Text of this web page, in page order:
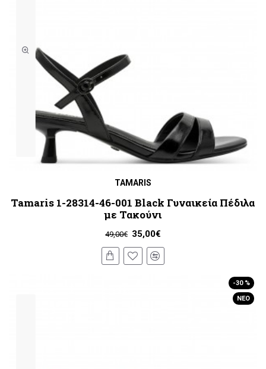
TAMARIS
Tamaris 1-28314-46-001 Black Γυναικεία Πέδιλα
με Τακούνι
35,00€
49,00€
ΝΈΟ
-30 %